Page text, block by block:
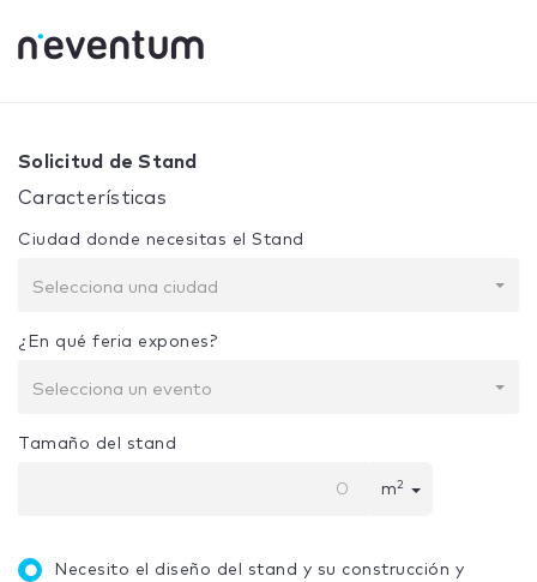
Tu selección: Diseño + Construcción
Solicitud de Stand
Características
Ciudad donde necesitas el Stand
Selecciona una ciudad
¿En qué feria expones?
Selecciona un evento
Tamaño del stand
m2
Necesito el diseño del stand y su construcción y